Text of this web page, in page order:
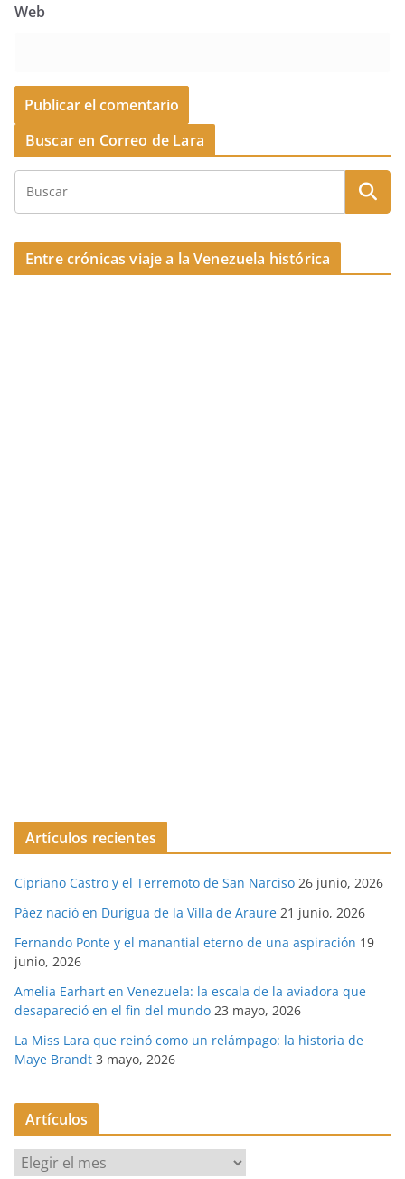
Web
Buscar en Correo de Lara
Entre crónicas viaje a la Venezuela histórica
Artículos recientes
Cipriano Castro y el Terremoto de San Narciso 26 junio, 2026
Páez nació en Durigua de la Villa de Araure 21 junio, 2026
Fernando Ponte y el manantial eterno de una aspiración 19
junio, 2026
Amelia Earhart en Venezuela: la escala de la aviadora que
desapareció en el fin del mundo 23 mayo, 2026
La Miss Lara que reinó como un relámpago: la historia de
Maye Brandt 3 mayo, 2026
Artículos